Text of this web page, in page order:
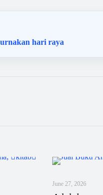
hari raya
June 27, 2026